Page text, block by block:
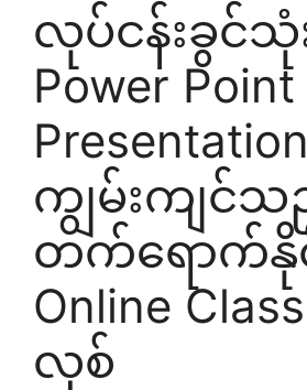
လုပ်ငန်းခွင်သုံ
Power Point
ကျွမ်းကျင်
တက်ရောက်နို
Online
လှစ်